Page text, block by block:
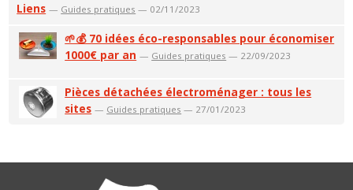
Liens — Guides pratiques — 02/11/2023
🌱💰 70 idées éco-responsables pour économiser
1000€ par an — Guides pratiques — 22/09/2023
Pièces détachées électroménager : tous les
sites — Guides pratiques — 27/01/2023